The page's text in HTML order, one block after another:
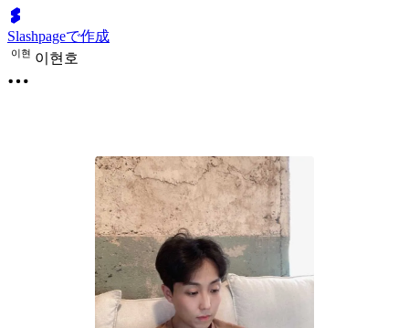
Slashpageで作成
이현 이현호